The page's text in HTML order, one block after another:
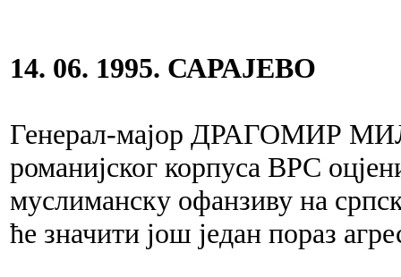
14. 06. 1995. САРАЈЕВО
Генерал-мајор ДРАГОМИР
романијског корпуса ВРС
муслиманску офанзиву на
ће значити још један пораз